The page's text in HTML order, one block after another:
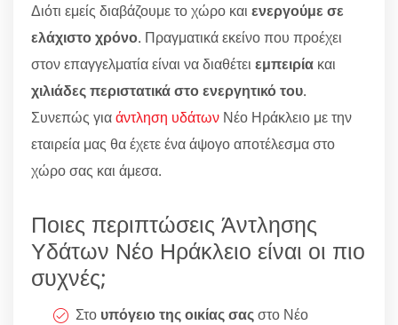
Διότι εμείς διαβάζουμε το χώρο και ενεργούμε σε
ελάχιστο χρόνο. Πραγματικά εκείνο που προέχει
στον επαγγελματία είναι να διαθέτει εμπειρία και
χιλιάδες περιστατικά στο ενεργητικό του.
Συνεπώς γιαάντληση υδάτων Νέο Ηράκλειο με την
εταιρεία μας θα έχετε ένα άψογο αποτέλεσμα στο
χώρο σας και άμεσα.
Ποιες περιπτώσεις Άντλησης
Υδάτων Νέο Ηράκλειο είναι οι πιο
συχνές;
Στο υπόγειο της οικίας σαςστο Νέο